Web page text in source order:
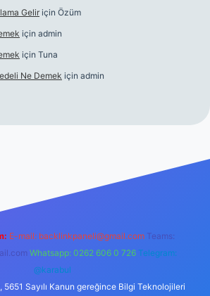
Gelir için Özüm
için admin
için Tuna
Ne Demek için admin
E-mail: backlinkpaneli@gmail.com Teams:
Whatsapp: 0262 606 0 726 Telegram:
@karabul
5651 Sayılı Kanun gereğince Bilgi Teknolojileri